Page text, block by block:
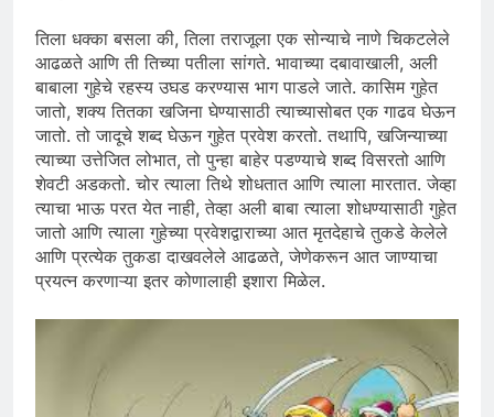
तिला धक्का बसला की, तिला तराजूला एक सोन्याचे नाणे चिकटलेले
आढळते आणि ती तिच्या पतीला सांगते. भावाच्या दबावाखाली, अली
बाबाला गुहेचे रहस्य उघड करण्यास भाग पाडले जाते. कासिम गुहेत
जातो, शक्य तितका खजिना घेण्यासाठी त्याच्यासोबत एक गाढव घेऊन
जातो. तो जादूचे शब्द घेऊन गुहेत प्रवेश करतो. तथापि, खजिन्याच्या
त्याच्या उत्तेजित लोभात, तो पुन्हा बाहेर पडण्याचे शब्द विसरतो आणि
शेवटी अडकतो. चोर त्याला तिथे शोधतात आणि त्याला मारतात. जेव्हा
त्याचा भाऊ परत येत नाही, तेव्हा अली बाबा त्याला शोधण्यासाठी गुहेत
जातो आणि त्याला गुहेच्या प्रवेशद्वाराच्या आत मृतदेहाचे तुकडे केलेले
आणि प्रत्येक तुकडा दाखवलेले आढळते, जेणेकरून आत जाण्याचा
प्रयत्न करणाऱ्या इतर कोणालाही इशारा मिळेल.